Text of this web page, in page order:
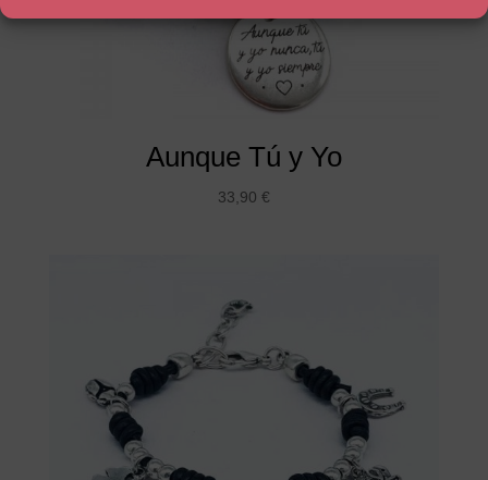
Aunque Tú y Yo
33,90 €